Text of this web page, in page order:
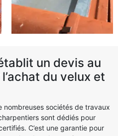
un devis au
du velux et
sociétés de travaux
sont dédiés pour
C’est une garantie pour